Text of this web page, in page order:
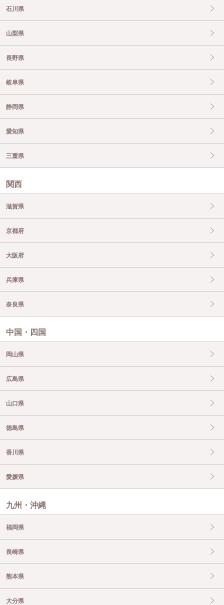
石川県
山梨県
長野県
岐阜県
静岡県
愛知県
三重県
関西
滋賀県
京都府
大阪府
兵庫県
奈良県
中国・四国
岡山県
広島県
山口県
徳島県
香川県
愛媛県
九州・沖縄
福岡県
長崎県
熊本県
大分県